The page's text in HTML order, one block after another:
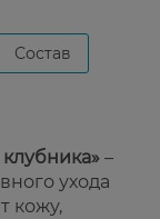
Состав
–
ухода
кожу,